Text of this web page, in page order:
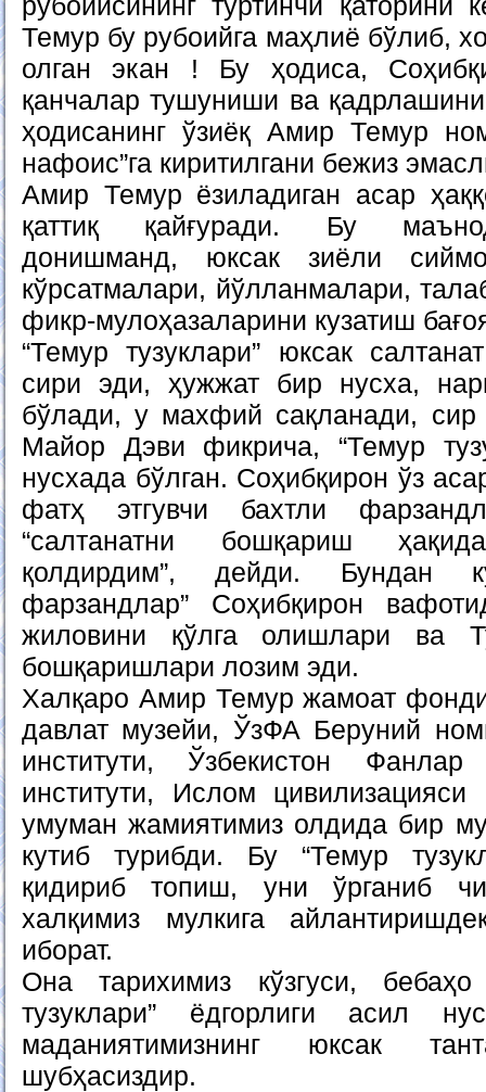
Темур бу рубоийга маҳлиё бўлиб,
олган экан ! Бу ҳодиса,
қанчалар тушуниши ва
ҳодисанинг ўзиёқ Амир Темур
нафоис”га киритилгани бежиз
Амир Темур ёзиладиган асар
қаттиқ қайғуради. Бу
донишманд, юксак зиёли
кўрсатмалари, йўлланмалари,
фикр-мулоҳазаларини кузатиш
“Темур тузуклари” юксак
сири эди, ҳужжат бир нусха,
бўлади, у махфий сақланади, сир
Майор Дэви фикрича, “Темур
нусхада бўлган. Соҳибқирон ўз
фатҳ этгувчи бахтли
“салтанатни бошқариш
қолдирдим”, дейди. Бундан
фарзандлар” Соҳибқирон
жиловини қўлга олишлари ва
бошқаришлари лозим эди.
Халқаро Амир Темур жамоат
давлат музейи, ЎзФА Беруний
институти, Ўзбекистон
институти, Ислом
умуман жамиятимиз олдида бир
кутиб турибди. Бу “Темур
қидириб топиш, уни ўрганиб
халқимиз мулкига
иборат.
Она тарихимиз кўзгуси,
тузуклари” ёдгорлиги асил
маданиятимизнинг юксак
шубҳасиздир.